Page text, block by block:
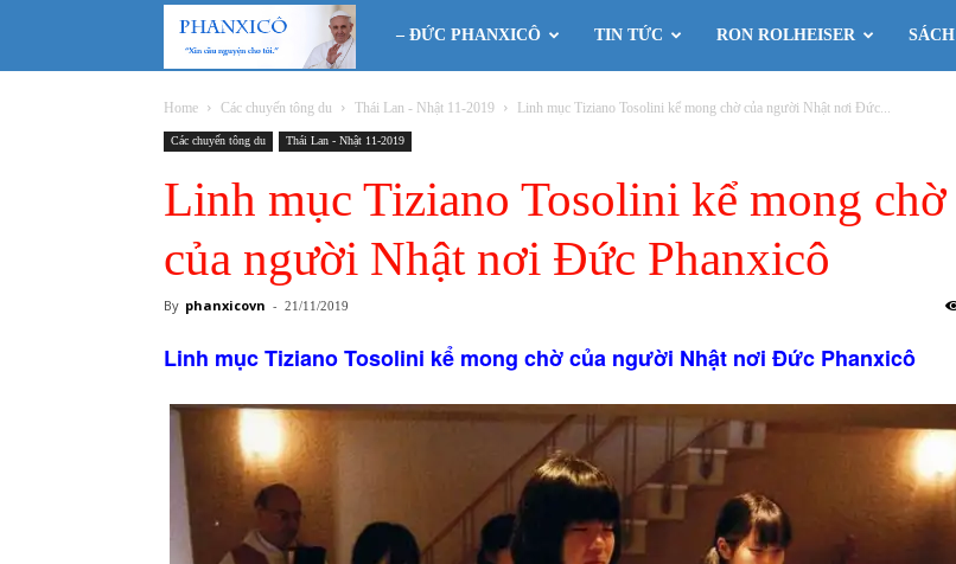
Phanxicô
– ĐỨC PHANXICÔ TIN TỨC RON ROLHEISER SÁCH
Home Các chuyến tông du Thái Lan - Nhật 11-2019 Linh mục Tiziano Tosolini kể mong chờ của người Nhật nơi Đức...
Các chuyến tông du Thái Lan - Nhật 11-2019
Linh mục Tiziano Tosolini kể mong chờ
của người Nhật nơi Đức Phanxicô
By phanxicovn - 21/11/2019
Linh mục Tiziano Tosolini kể mong chờ của người Nhật nơi Đức Phanxicô